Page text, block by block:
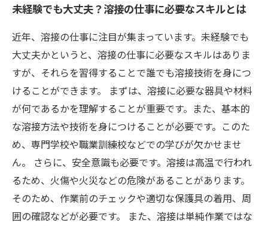
未経験でも大丈夫？溶接の仕事に必要なスキルとは
近年、溶接の仕事に注目が集まっています。未経験でも
大丈夫かというと、溶接の仕事に必要なスキルはありま
すが、それらを習得することで誰でも溶接技術を身につ
けることができます。 まずは、溶接に必要な器具や材料
が何であるかを理解することが重要です。また、基本的
な溶接方法や技術を身につけることが必要です。このた
め、専門学校や職業訓練校などでの学びが欠かせませ
ん。 さらに、安全意識も必要です。溶接は高温で行われ
るため、火傷や火災などの危険があることがあります。
そのため、作業前のチェックや適切な保護具の着用、周
囲の確認などが必要です。 また、溶接は単純作業ではな